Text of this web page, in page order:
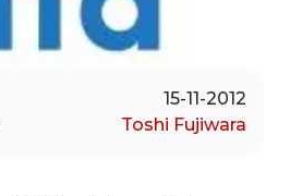
15-11-2012
Toshi Fujiwara